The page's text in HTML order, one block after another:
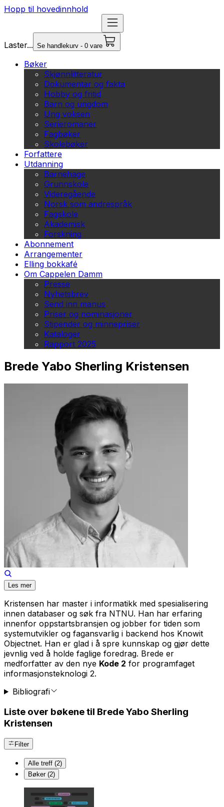
Hopp til hovedinnhold
Laster... Se handlekurv - 0 vare
Bøker
Skjønnlitteratur
Dokumentar og fakta
Hobby og fritid
Barn og ungdom
Ung voksen
Serieromaner
Fagbøker
Skolebøker
Forfattere
Utdanning
Barnehage
Grunnskole
Videregående
Norsk som andrespråk
Fagskole
Akademisk
Forskning
Abonnement
Arrangementer
Elling bokkafé
Om Cappelen Damm
Presse
Nyhetsbrev
Send inn manus
Priser og nominasjoner
Stipender og minnepriser
Kataloger
Rapport 2025
Brede Yabo Sherling Kristensen
Les mer
Kristensen har master i informatikk med spesialisering
innen databaser og søk fra NTNU. Han har erfaring
innenfor oppstartsbransjen og jobber for tiden som
systemutvikler og fagansvarlig i backend hos Knowit
Objectnet. Han er glad i å spre kunnskap og gjør dette
jevnlig ved å holde faglige foredrag. Brede er
medforfatter av den nye Kode 2 for programfaget
informasjonsteknologi 2.
Bibliografi
Liste over bøkene til Brede Yabo Sherling
Kristensen
Filter
Alle treff (2)
Bøker (2)